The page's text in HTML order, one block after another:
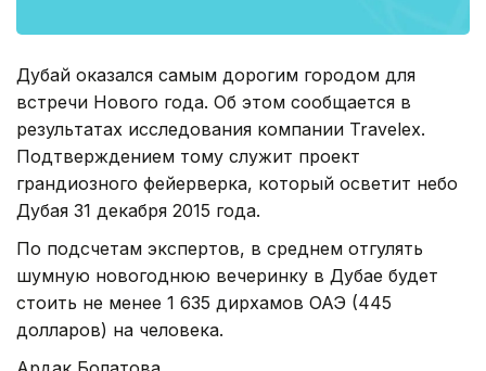
Дубай оказался самым дорогим городом для
встречи Нового года. Об этом сообщается в
результатах исследования компании Travelex.
Подтверждением тому служит проект
грандиозного фейерверка, который осветит небо
Дубая 31 декабря 2015 года.
По подсчетам экспертов, в среднем отгулять
шумную новогоднюю вечеринку в Дубае будет
стоить не менее 1 635 дирхамов ОАЭ (445
долларов) на человека.